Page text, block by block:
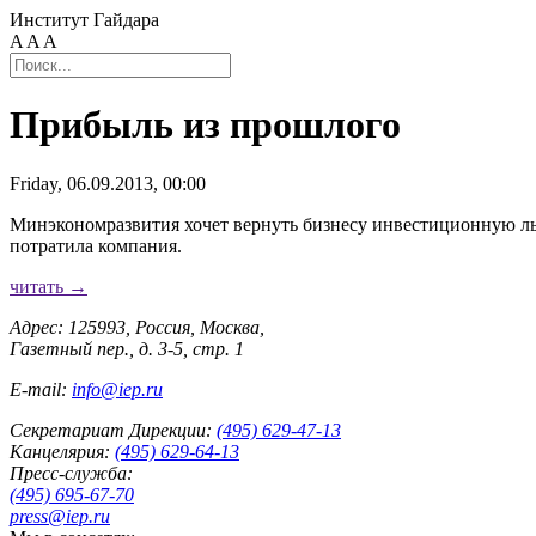
Институт Гайдара
A A A
Прибыль из прошлого
Friday, 06.09.2013, 00:00
Минэкономразвития хочет вернуть бизнесу инвестиционную
потратила компания.
читать →
Адрес: 125993, Россия, Москва,
Газетный пер., д. 3-5, стр. 1
E-mail: info@iep.ru
Секретариат Дирекции: (495) 629-47-13
Канцелярия: (495) 629-64-13
Пресс-служба:
(495) 695-67-70
press@iep.ru